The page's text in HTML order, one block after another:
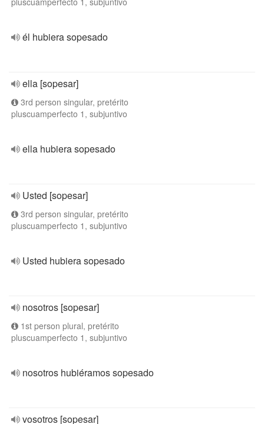
él hubiera sopesado
ella [sopesar]
3rd person singular, pretérito
pluscuamperfecto 1, subjuntivo
ella hubiera sopesado
Usted [sopesar]
3rd person singular, pretérito
pluscuamperfecto 1, subjuntivo
Usted hubiera sopesado
nosotros [sopesar]
1st person plural, pretérito
pluscuamperfecto 1, subjuntivo
nosotros hubiéramos sopesado
vosotros [sopesar]